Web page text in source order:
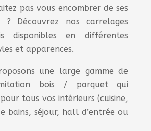
pas vous encombrer de ses
? Découvrez nos carrelages
disponibles en différentes
et apparences.
une large gamme de
bois / parquet qui
tous vos intérieurs (cuisine,
bains, séjour, hall d’entrée ou